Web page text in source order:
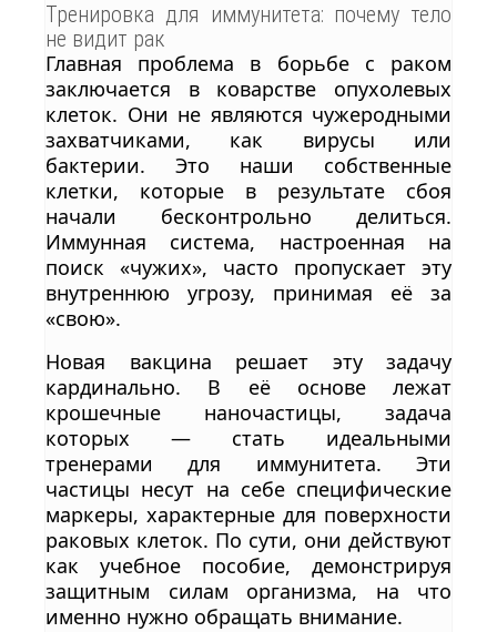
Тренировка для иммунитета: почему тело
не видит рак
Главная проблема в борьбе с раком
заключается в коварстве опухолевых
клеток. Они не являются чужеродными
захватчиками, как вирусы или
бактерии. Это наши собственные
клетки, которые в результате сбоя
начали бесконтрольно делиться.
Иммунная система, настроенная на
поиск «чужих», часто пропускает эту
внутреннюю угрозу, принимая её за
«свою».
Новая вакцина решает эту задачу
кардинально. В её основе лежат
крошечные наночастицы, задача
которых — стать идеальными
тренерами для иммунитета. Эти
частицы несут на себе специфические
маркеры, характерные для поверхности
раковых клеток. По сути, они действуют
как учебное пособие, демонстрируя
защитным силам организма, на что
именно нужно обращать внимание.